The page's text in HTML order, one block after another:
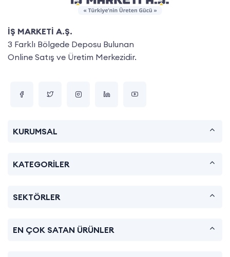
İŞ MARKETİ A.Ş.
3 Farklı Bölgede Deposu Bulunan
Online Satış ve Üretim Merkezidir.
KURUMSAL
KATEGORİLER
SEKTÖRLER
EN ÇOK SATAN ÜRÜNLER